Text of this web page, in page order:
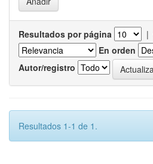
Resultados por página |
En orden
Autor/registro
Resultados 1-1 de 1.